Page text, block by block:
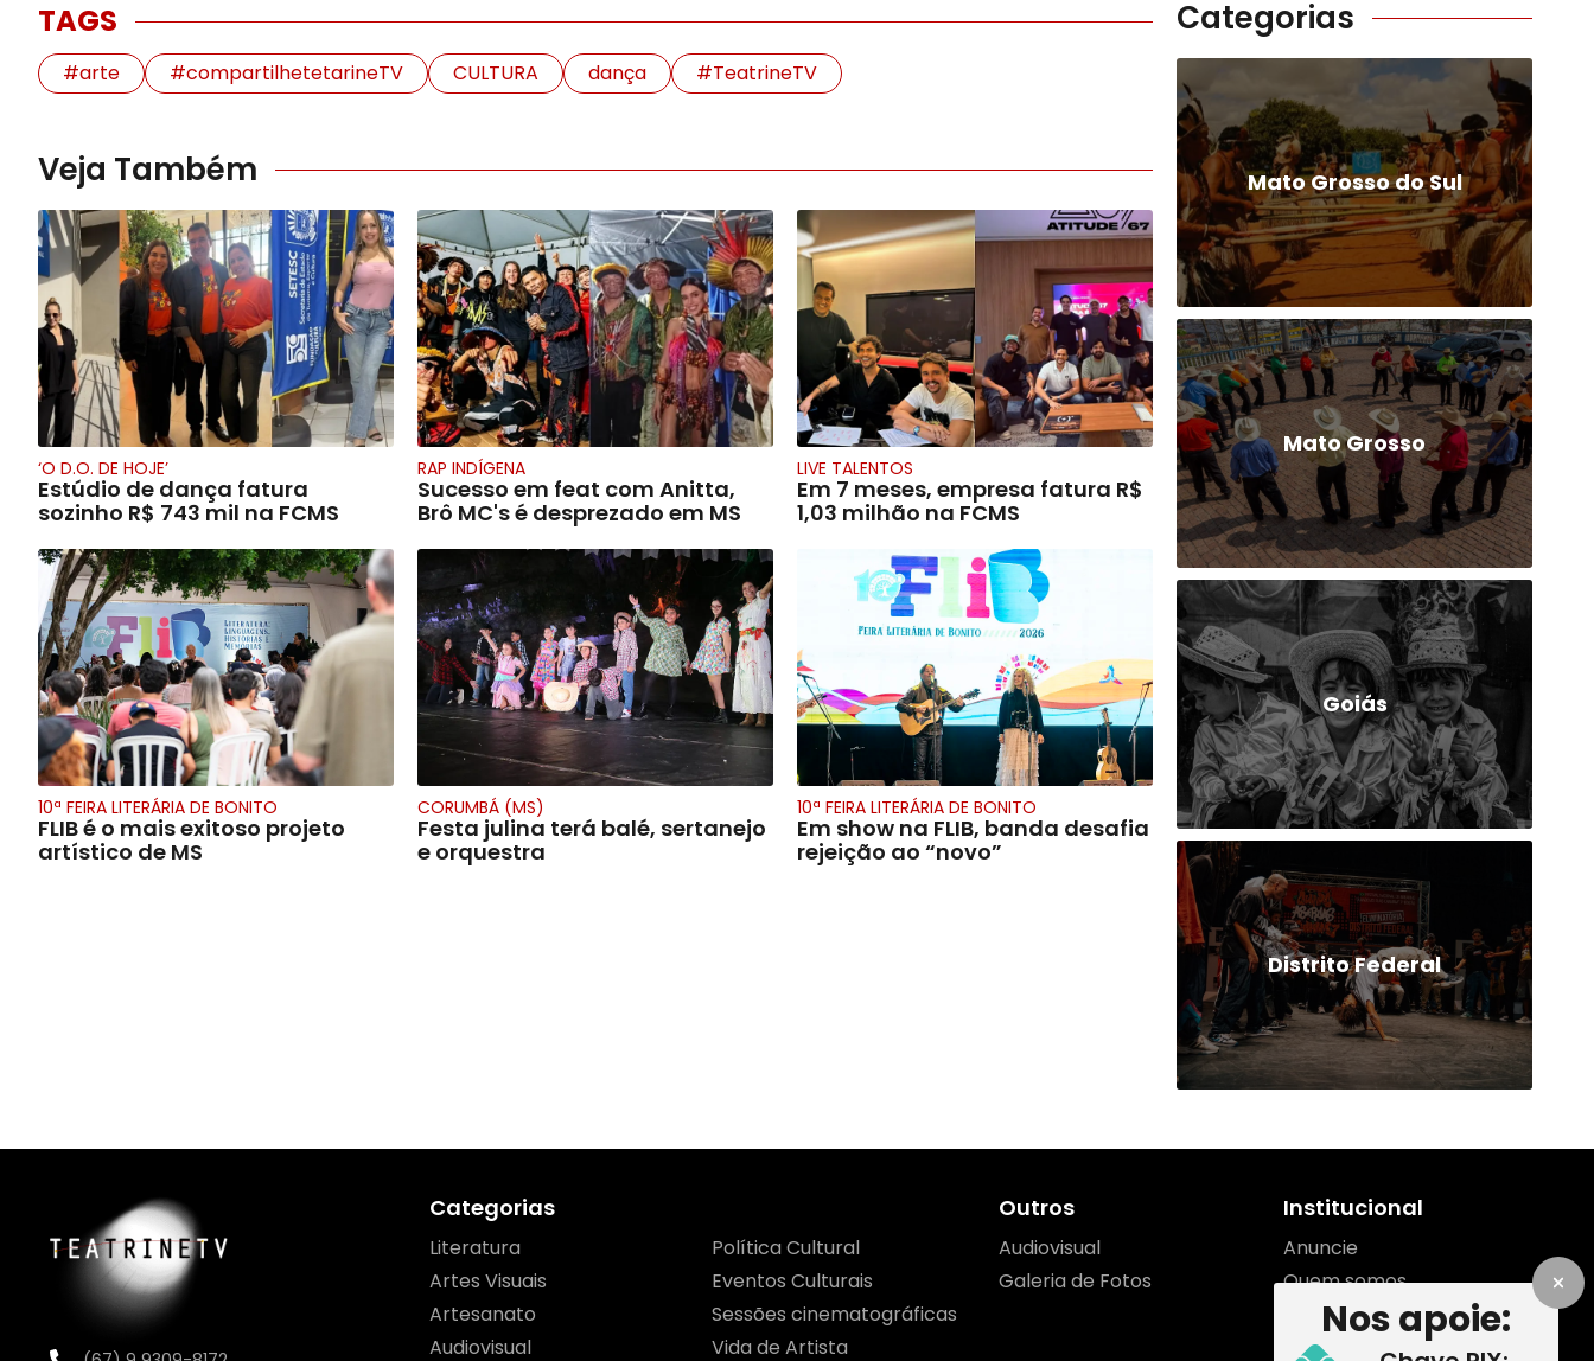
TAGS
#arte #compartilhetetarineTV CULTURA dança #TeatrineTV
Veja Também
‘O D.O. DE HOJE’
Estúdio de dança fatura
sozinho R$ 743 mil na FCMS
RAP INDÍGENA
Sucesso em feat com Anitta,
Brô MC's é desprezado em MS
LIVE TALENTOS
Em 7 meses, empresa fatura R$
1,03 milhão na FCMS
10ª FEIRA LITERÁRIA DE BONITO
FLIB é o mais exitoso projeto
artístico de MS
CORUMBÁ (MS)
Festa julina terá balé, sertanejo
e orquestra
10ª FEIRA LITERÁRIA DE BONITO
Em show na FLIB, banda desafia
rejeição ao “novo”
Categorias
Mato Grosso do Sul
Mato Grosso
Goiás
Distrito Federal
Nos apoie:
Categorias
Literatura
Artes Visuais
Artesanato
Audiovisual
Política Cultural
Eventos Culturais
Sessões cinematográficas
Vida de Artista
Outros
Audiovisual
Galeria de Fotos
Institucional
Anuncie
Quem somos
Contato
Equipe